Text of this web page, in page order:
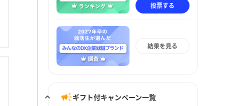
投票する
結果を見る
ギフト付キャンペーン一覧